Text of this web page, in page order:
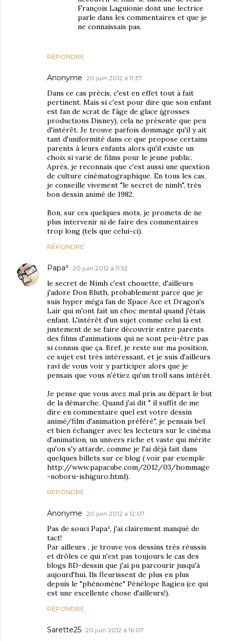
RÉPONDRE
François Laguionie dont une lectrice
parle dans les commentaires et que je
ne connaissais pas.
Anonyme 20 juin 2012 à 11:37
Dans ce cas précis, c'est en effet tout à fait
pertinent. Mais si c'est pour dire que son enfant
est fan de scrat de l'âge de glace (grosses
productions Disney), cela ne présente que peu
d'intérêt. Je trouve parfois dommage qu'il y ait
tant d'uniformité dans ce que propose certains
parents à leurs enfants alors qu'il existe un
choix si varié de films pour le jeune public.
Après, je reconnais que c'est aussi une question
de culture cinématographique. En tous les cas,
je conseille vivement "le secret de nimh", très
bon dessin animé de 1982.
Bon, sur ces quelques mots, je promets de ne
plus intervenir ni de faire des commentaires
trop long (tels que celui-ci).
RÉPONDRE
Papa³ 20 juin 2012 à 11:52
le secret de Nimh c'est chouette, d'ailleurs
j'adore Don Bluth, probablement parce que je
suis hyper méga fan de Space Ace et Dragon's
Lair qui m'ont fait un choc mental quand j'étais
enfant. L'intérêt d'un sujet comme celui là est
justement de se faire découvrir entre parents
des films d'animations qui ne sont peu-être pas
si connus que ça. Bref, je reste sur ma position,
ce sujet est très intéressant, et je suis d'ailleurs
ravi de vous voir y participer alors que je
pensais que vous n'étiez qu'un troll sans intérêt.
Je pense que vous avez mal pris au départ le but
de la démarche. Quand j'ai dit " il suffit de me
dire en commentaire quel est votre dessin
animé/film d'animation préféré", je pensais bel
et bien échanger avec les lecteurs sur le cinéma
d'animation, un univers riche et vaste qui mérite
qu'on s'y attarde, comme je l'ai déjà fait dans
quelques billets sur ce blog ( voir par exemple
http://www.papacube.com/2012/03/hommage
-noboru-ishiguro.html).
RÉPONDRE
Anonyme 20 juin 2012 à 12:07
Pas de souci Papa³, j'ai clairement manqué de
tact!
Par ailleurs , je trouve vos dessins très réussis
et drôles ce qui n'est pas toujours le cas des
blogs BD-dessin que j'ai pu parcourir jusqu'à
aujourd'hui. Ils fleurissent de plus en plus
depuis le "phénomène" Pénélope Bagieu (ce qui
est une excellente chose d'ailleurs!).
RÉPONDRE
Sarette25 20 juin 2012 à 16:07